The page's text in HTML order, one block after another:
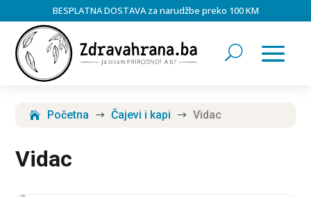
BESPLATNA DOSTAVA za narudžbe preko 100 KM
Početna $ Čajevi i kapi $ Vidac
Vidac